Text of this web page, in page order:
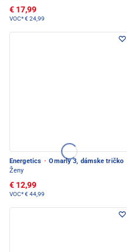
€ 17,99
VOC*€ 24,99
Energetics · Omarly 3, dámske tričko
Ženy
€ 12,99
VOC*€ 44,99